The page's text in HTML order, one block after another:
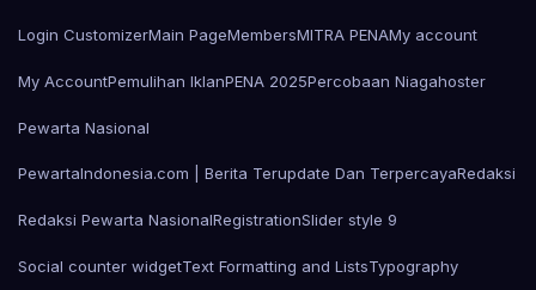
Login CustomizerMain PageMembersMITRA PENAMy account
My AccountPemulihan IklanPENA 2025Percobaan Niagahoster
Pewarta Nasional
PewartaIndonesia.com | Berita Terupdate Dan TerpercayaRedaksi
Redaksi Pewarta NasionalRegistrationSlider style 9
Social counter widgetText Formatting and ListsTypography